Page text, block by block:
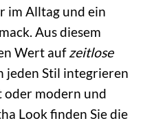
im Alltag und ein
Aus diesem
Wert aufzeitlose
jeden Stil integrieren
oder modern und
Look finden Sie die